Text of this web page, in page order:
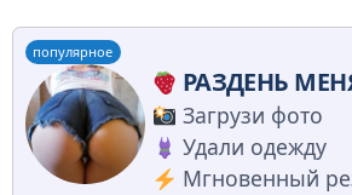
популярное
РАЗДЕНЬ
Загрузи фото
Удали одежду
Мгновенный